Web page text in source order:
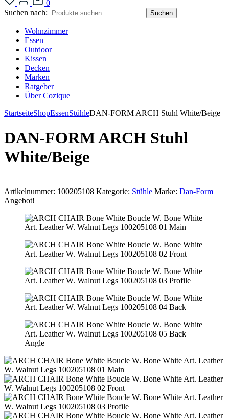
0
Suchen nach:
Suchen
Wohnzimmer
Essen
Outdoor
Kissen
Decken
Marken
Ratgeber
Über Cozique
StartseiteShopEssenStühleDAN-FORM ARCH Stuhl White/Beige
DAN-FORM ARCH Stuhl
White/Beige
Artikelnummer: 100205108 Kategorie: Stühle Marke: Dan-Form
Angebot!